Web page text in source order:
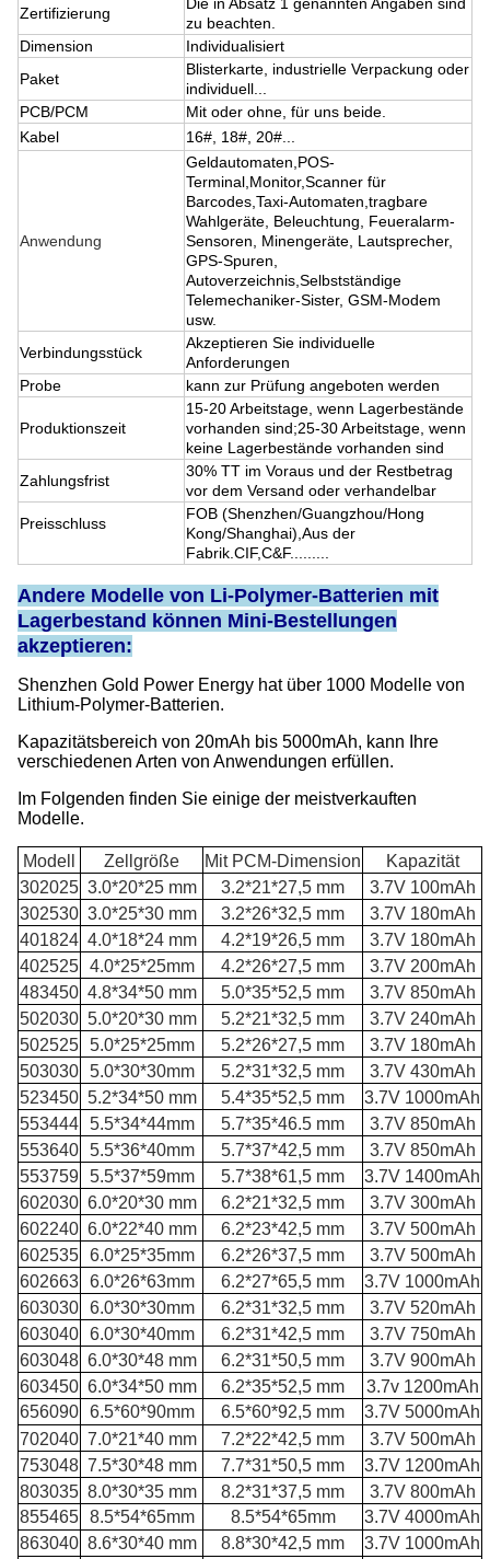
Zertifizierung
zu beachten.
Dimension
Individualisiert
Paket
Blisterkarte, industrielle Verpackung oder
individuell...
PCB/PCM
Mit oder ohne, für uns beide.
Kabel
16#, 18#, 20#...
Anwendung
Geldautomaten,POS-
Terminal,Monitor,Scanner für
Barcodes,Taxi-Automaten,tragbare
Wahlgeräte, Beleuchtung, Feueralarm-
Sensoren, Minengeräte, Lautsprecher,
GPS-Spuren,
Autoverzeichnis,Selbstständige
Telemechaniker-Sister, GSM-Modem
usw.
Verbindungsstück
Akzeptieren Sie individuelle
Anforderungen
Probe
kann zur Prüfung angeboten werden
Produktionszeit
15-20 Arbeitstage, wenn Lagerbestände
vorhanden sind;25-30 Arbeitstage, wenn
keine Lagerbestände vorhanden sind
Zahlungsfrist
30% TT im Voraus und der Restbetrag
vor dem Versand oder verhandelbar
Preisschluss
FOB (Shenzhen/Guangzhou/Hong
Kong/Shanghai),Aus der
Fabrik.CIF,C&F.........
Andere Modelle von Li-Polymer-Batterien mit
Lagerbestand können Mini-Bestellungen
akzeptieren:
Shenzhen Gold Power Energy hat über 1000 Modelle von
Lithium-Polymer-Batterien.
Kapazitätsbereich von 20mAh bis 5000mAh, kann Ihre
verschiedenen Arten von Anwendungen erfüllen.
Im Folgenden finden Sie einige der meistverkauften
Modelle.
Modell Zellgröße Mit PCM-Dimension
Kapazität
302025 3.0*20*25 mm 3.2*21*27,5 mm
3.7V 100mAh
302530 3.0*25*30 mm 3.2*26*32,5 mm
3.7V 180mAh
401824 4.0*18*24 mm 4.2*19*26,5 mm
3.7V 180mAh
402525 4.0*25*25mm 4.2*26*27,5 mm
3.7V 200mAh
483450 4.8*34*50 mm 5.0*35*52,5 mm
3.7V 850mAh
502030 5.0*20*30 mm 5.2*21*32,5 mm
3.7V 240mAh
502525 5.0*25*25mm 5.2*26*27,5 mm
3.7V 180mAh
503030 5.0*30*30mm 5.2*31*32,5 mm
3.7V 430mAh
523450 5.2*34*50 mm 5.4*35*52,5 mm
3.7V 1000mAh
553444 5.5*34*44mm 5.7*35*46.5 mm
3.7V 850mAh
553640 5.5*36*40mm 5.7*37*42,5 mm
3.7V 850mAh
553759 5.5*37*59mm 5.7*38*61,5 mm
3.7V 1400mAh
602030 6.0*20*30 mm 6.2*21*32,5 mm
3.7V 300mAh
602240 6.0*22*40 mm 6.2*23*42,5 mm
3.7V 500mAh
602535 6.0*25*35mm 6.2*26*37,5 mm
3.7V 500mAh
602663 6.0*26*63mm 6.2*27*65,5 mm
3.7V 1000mAh
603030 6.0*30*30mm 6.2*31*32,5 mm
3.7V 520mAh
603040 6.0*30*40mm 6.2*31*42,5 mm
3.7V 750mAh
603048 6.0*30*48 mm 6.2*31*50,5 mm
3.7V 900mAh
603450 6.0*34*50 mm 6.2*35*52,5 mm
3.7v 1200mAh
656090 6.5*60*90mm 6.5*60*92,5 mm
3.7V 5000mAh
702040 7.0*21*40 mm 7.2*22*42,5 mm
3.7V 500mAh
753048 7.5*30*48 mm 7.7*31*50,5 mm
3.7V 1200mAh
803035 8.0*30*35 mm 8.2*31*37,5 mm
3.7V 800mAh
855465 8.5*54*65mm 8.5*54*65mm
3.7V 4000mAh
863040 8.6*30*40 mm 8.8*30*42,5 mm
3.7V 1000mAh